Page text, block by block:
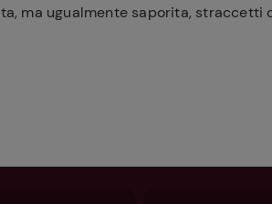
ma ugualmente saporita, straccetti